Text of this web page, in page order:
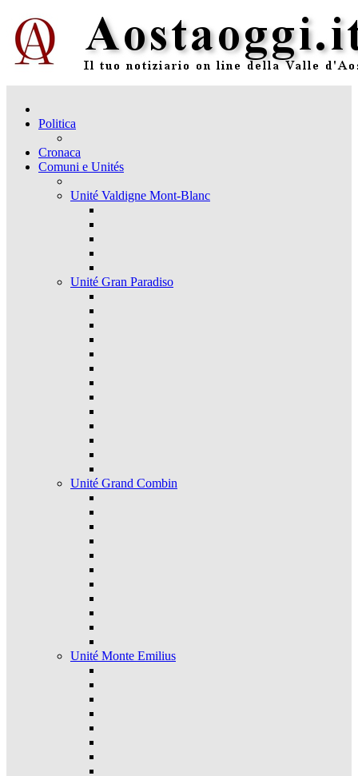
Politica
Cronaca
Comuni e Unités
Unité Valdigne Mont-Blanc
Unité Gran Paradiso
Unité Grand Combin
Unité Monte Emilius